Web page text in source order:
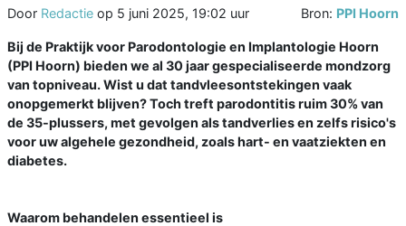
Door Redactie op 5 juni 2025, 19:02 uur Bron: PPI Hoorn
Bij de Praktijk voor Parodontologie en Implantologie Hoorn
(PPI Hoorn) bieden we al 30 jaar gespecialiseerde mondzorg
van topniveau. Wist u dat tandvleesontstekingen vaak
onopgemerkt blijven? Toch treft parodontitis ruim 30% van
de 35-plussers, met gevolgen als tandverlies en zelfs risico's
voor uw algehele gezondheid, zoals hart- en vaatziekten en
diabetes.
Waarom behandelen essentieel is